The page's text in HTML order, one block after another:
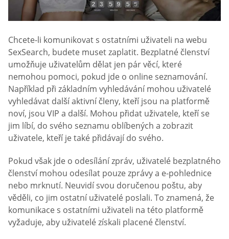
Chcete-li komunikovat s ostatními uživateli na webu
SexSearch, budete muset zaplatit. Bezplatné členství
umožňuje uživatelům dělat jen pár věcí, které
nemohou pomoci, pokud jde o online seznamování.
Například při základním vyhledávání mohou uživatelé
vyhledávat další aktivní členy, kteří jsou na platformě
noví, jsou VIP a další. Mohou přidat uživatele, kteří se
jim líbí, do svého seznamu oblíbených a zobrazit
uživatele, kteří je také přidávají do svého.
Pokud však jde o odesílání zpráv, uživatelé bezplatného
členství mohou odesílat pouze zprávy a e-pohlednice
nebo mrknutí. Neuvidí svou doručenou poštu, aby
věděli, co jim ostatní uživatelé poslali. To znamená, že
komunikace s ostatními uživateli na této platformě
vyžaduje, aby uživatelé získali placené členství.